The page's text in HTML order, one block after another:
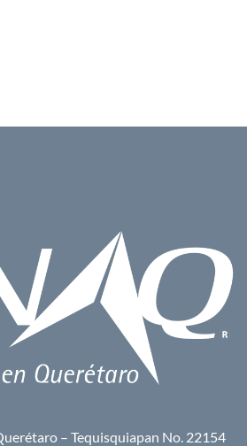
– Tequisquiapan No. 22154